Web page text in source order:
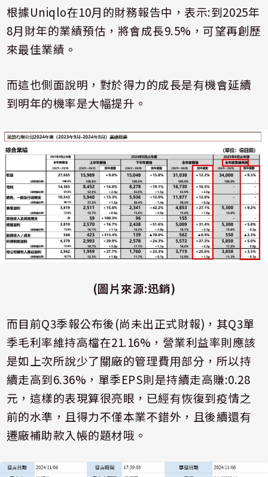
根據Uniqlo在10月的財務報告中，表示:到2025年
8月財年的業績預估，將會成長9.5% ，可望再創歷
來最佳業績。
而這也側面說明，對於得力的成長是有機會延續
到明年的機率是大幅提升。
(圖片來源:迅銷)
而目前Q3季報公布後(尚未出正式財報) ，其Q3單
季毛利率維持高檔在21.16% ，營業利益率則應該
是如上次所說少了關廠的管理費用部分，所以持
續走高到6.36% ，單季EPS則是持續走高賺:0.28
元，這樣的表現算很亮眼，已經有恢復到疫情之
前的水準，且得力不僅本業不錯外，且後續還有
遷廠補助款入帳的題材哦。